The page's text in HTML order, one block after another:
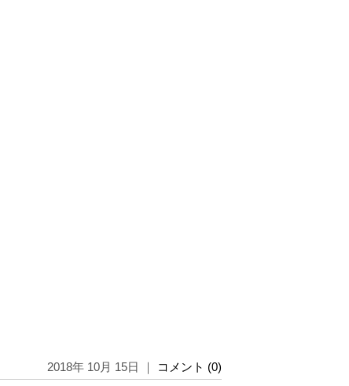
2018年 10月 15日 ｜ コメント (0)